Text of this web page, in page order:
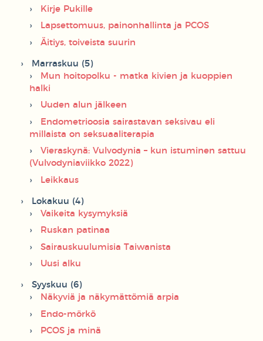
Kirje Pukille
Lapsettomuus, painonhallinta ja PCOS
Äitiys, toiveista suurin
Marraskuu (5)
Mun hoitopolku - matka kivien ja kuoppien
halki
Uuden alun jälkeen
Endometrioosia sairastavan seksivau eli
millaista on seksuaaliterapia
Vieraskynä: Vulvodynia – kun istuminen sattuu
(Vulvodyniaviikko 2022)
Leikkaus
Lokakuu (4)
Vaikeita kysymyksiä
Ruskan patinaa
Sairauskuulumisia Taiwanista
Uusi alku
Syyskuu (6)
Näkyviä ja näkymättömiä arpia
Endo-mörkö
PCOS ja minä